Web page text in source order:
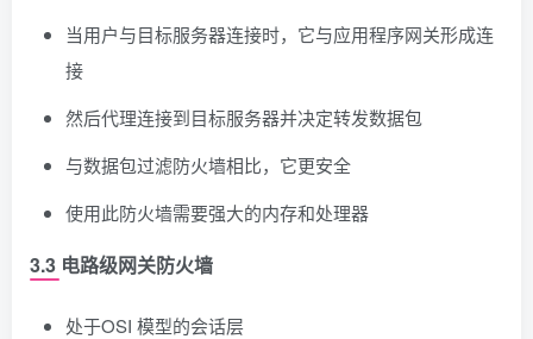
当用户与目标服务器连接时，它与应用程序网关形成连
接
然后代理连接到目标服务器并决定转发数据包
与数据包过滤防火墙相比，它更安全
使用此防火墙需要强大的内存和处理器
3.3 电路级网关防火墙
处于OSI 模型的会话层